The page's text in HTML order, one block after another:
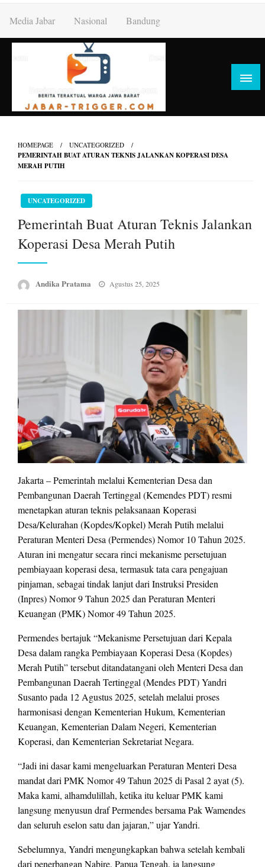
content
Media Jabar Nasional Bandung
HOMEPAGE UNCATEGORIZED
PEMERINTAH BUAT ATURAN TEKNIS JALANKAN KOPERASI DESA
MERAH PUTIH
UNCATEGORIZED
Pemerintah Buat Aturan Teknis Jalankan
Koperasi Desa Merah Putih
Andika Pratama
Posted
Agustus 25, 2025
Jakarta – Pemerintah melalui Kementerian Desa dan
Pembangunan Daerah Tertinggal (Kemendes PDT) resmi
menetapkan aturan teknis pelaksanaan Koperasi
Desa/Kelurahan (Kopdes/Kopkel) Merah Putih melalui
Peraturan Menteri Desa (Permendes) Nomor 10 Tahun 2025.
Aturan ini mengatur secara rinci mekanisme persetujuan
pembiayaan koperasi desa, termasuk tata cara pengajuan
pinjaman, sebagai tindak lanjut dari Instruksi Presiden
(Inpres) Nomor 9 Tahun 2025 dan Peraturan Menteri
Keuangan (PMK) Nomor 49 Tahun 2025.
Permendes bertajuk “Mekanisme Persetujuan dari Kepala
Desa dalam rangka Pembiayaan Koperasi Desa (Kopdes)
Merah Putih” tersebut ditandatangani oleh Menteri Desa dan
Pembangunan Daerah Tertinggal (Mendes PDT) Yandri
Susanto pada 12 Agustus 2025, setelah melalui proses
harmonisasi dengan Kementerian Hukum, Kementerian
Keuangan, Kementerian Dalam Negeri, Kementerian
Koperasi, dan Kementerian Sekretariat Negara.
“Jadi ini dasar kami mengeluarkan Peraturan Menteri Desa
mandat dari PMK Nomor 49 Tahun 2025 di Pasal 2 ayat (5).
Maka kami, alhamdulillah, ketika itu keluar PMK kami
langsung menyusun draf Permendes bersama Pak Wamendes
dan seluruh eselon satu dan jajaran,” ujar Yandri.
Sebelumnya, Yandri mengungkapkan bahwa setelah kembali
dari penerbangan Nabire, Papua Tengah, ia langsung